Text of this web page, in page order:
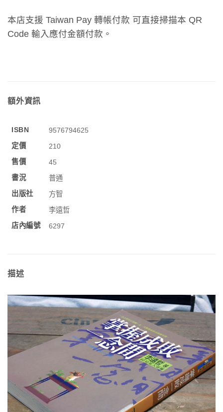
本店支援 Taiwan Pay 轉帳付款 可直接掃描本 QR
Code 輸入應付金額付款。
額外資訊
ISBN
9576794625
定價
210
售價
45
書況
普通
出版社
方智
作者
李遠哲
店內編號
6297
描述